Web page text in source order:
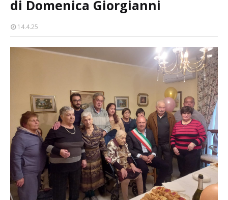
di Domenica Giorgianni
14.4.25